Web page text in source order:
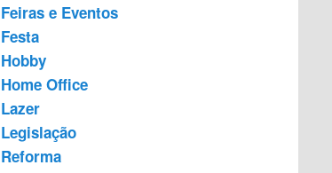
Feiras e Eventos
Festa
Hobby
Home Office
Lazer
Legislação
Reforma